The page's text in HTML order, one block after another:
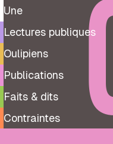
Une
Lectures publiques
Oulipiens
Publications
Faits & dits
Contraintes